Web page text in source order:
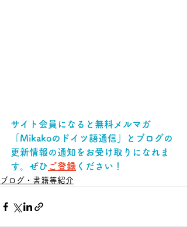
サイト会員になると無料メルマガ
「Mikakoのドイツ語通信」とブログの
更新情報の通知をお受け取りになれま
す。ぜひ ご登録 ください！
ブログ・書籍等紹介